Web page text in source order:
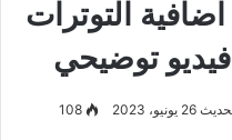
التوترات
توضيحي
يونيو، 2023 108